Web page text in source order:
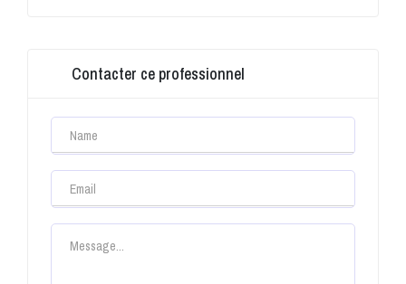
Contacter ce professionnel